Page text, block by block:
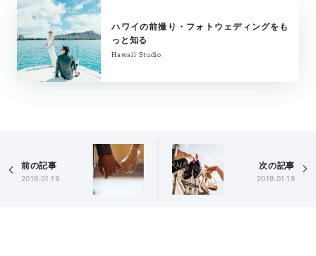
ハワイの前撮り・フォトウェディングをも
っと知る
Hawaii Studio
前の記事
2019.01.19
次の記事
2019.01.19